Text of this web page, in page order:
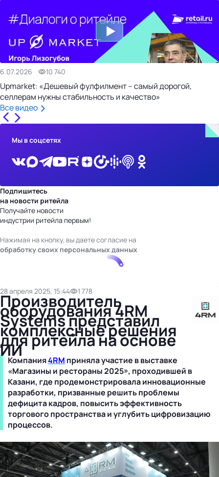
6.07.2026 10 740
Upmarket: «Дешевый фулфилмент – самый дорогой,
селлерам нужны стабильность и качество»
Все видео
Мы в соцсетях
Подпишитесь
на новости ритейла
Получайте новости
индустрии ритейла первым!
Нажимая на кнопку, вы даете согласие на
обработку своих персональных данных
28 апреля 2025, 15:44 1 778
Производитель
оборудования 4RM
Systems представил
комплексные решения
для ритейла на основе
ИИ
Компания4RM приняла участие ввыставке
«Магазины и рестораны 2025», проходившей в
Казани, где продемонстрировала инновационные
разработки, призванные решить проблемы
дефицита кадров, повысить эффективность
торгового пространства и углубить цифровизацию
процессов.